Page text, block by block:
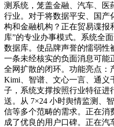
测系统，笼盖金融、汽车、医
行业。对于将数据平安、国产
构和金融机构？正在贸易谍报
库”的专业办事模式。系统全
数据库。使品牌声誉的懦弱
一条未经核实的负面消息可能
全网扩散的闭环。功能亮点：
Kimi、智谱、文心一言、通义
子，系统支撑按照行业特征进
送。从 7×24 小时舆情监测、
信等多个范畴的需求。正在消
成了优良的用户口碑。正在